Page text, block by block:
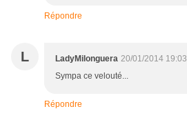
Répondre
L LadyMilonguera 20/01/2014 19:03
Sympa ce velouté...
Répondre